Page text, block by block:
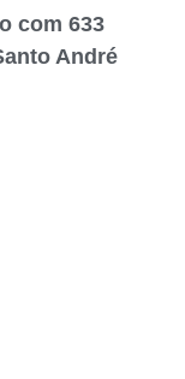
com 633
André